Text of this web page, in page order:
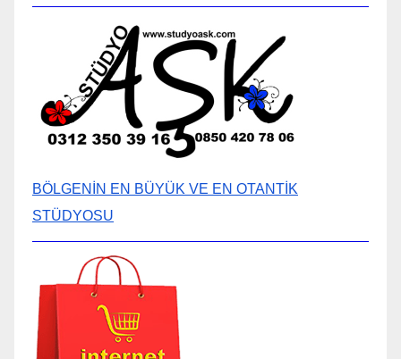
BÖLGENİN EN BÜYÜK VE EN OTANTİK
STÜDYOSU